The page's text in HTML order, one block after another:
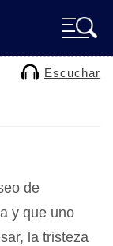
Escuchar
de
y que uno
la tristeza